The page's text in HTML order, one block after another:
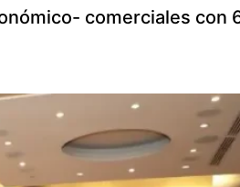
comerciales con